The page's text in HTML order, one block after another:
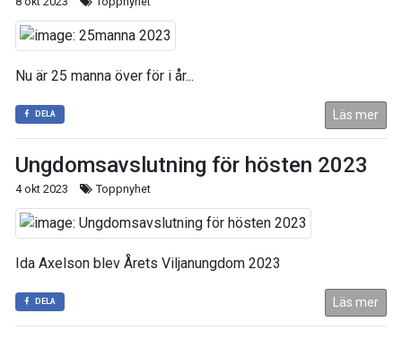
Nu är 25 manna över för i år...
DELA Läs mer
Ungdomsavslutning för hösten 2023
4 okt 2023 Toppnyhet
Ida Axelson blev Årets Viljanungdom 2023
DELA Läs mer